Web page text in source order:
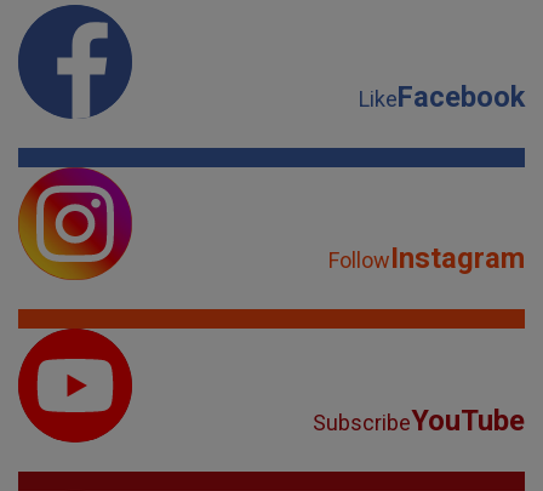
LikeFacebook
FollowInstagram
SubscribeYouTube